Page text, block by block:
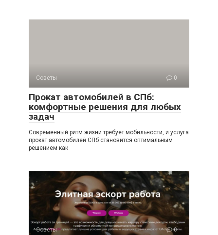
Советы 0
Прокат автомобилей в СПб:
комфортные решения для любых
задач
Современный ритм жизни требует мобильности, и услуга
прокат автомобилей СПб становится оптимальным
решением как
Советы 0